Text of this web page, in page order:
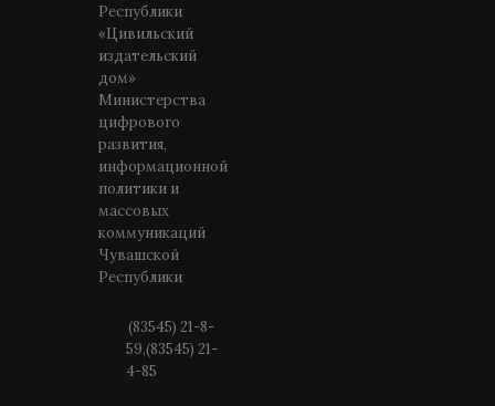
Республики
«Цивильский
издательский
дом»
Министерства
цифрового
развития,
информационной
политики и
массовых
коммуникаций
Чувашской
Республики
(83545) 21-8-
59,(83545) 21-
4-85